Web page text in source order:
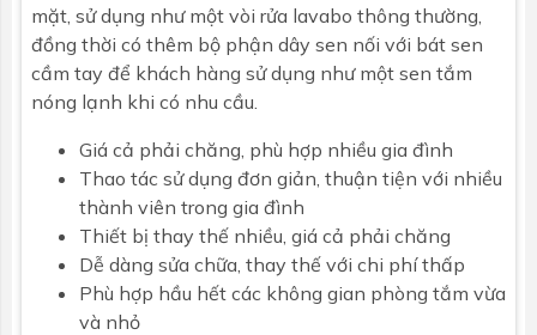
mặt, sử dụng như một vòi rửa lavabo thông thường,
đồng thời có thêm bộ phận dây sen nối với bát sen
cầm tay để khách hàng sử dụng như một sen tắm
nóng lạnh khi có nhu cầu.
Giá cả phải chăng, phù hợp nhiều gia đình
Thao tác sử dụng đơn giản, thuận tiện với nhiều
thành viên trong gia đình
Thiết bị thay thế nhiều, giá cả phải chăng
Dễ dàng sửa chữa, thay thế với chi phí thấp
Phù hợp hầu hết các không gian phòng tắm vừa
và nhỏ